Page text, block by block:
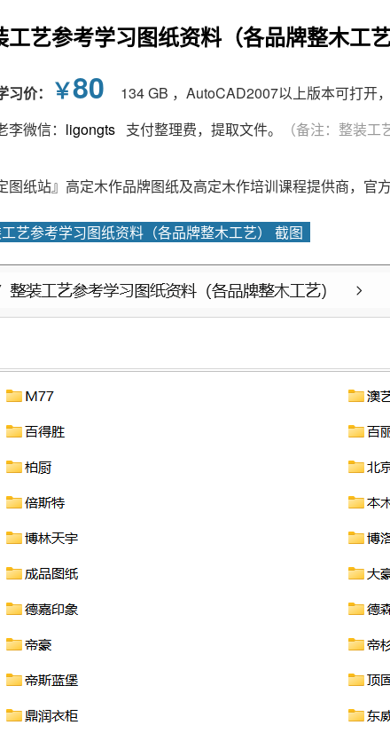
工艺参考学习图纸资料（各品牌整木工艺
习价： ￥80
134 GB ，AutoCAD2007以上版本可打开
李微信： ligongts 支付整理费，提取文件。
（备注：整装
图纸站』高定木作品牌图纸及高定木作培训课程提供商，官方
艺参考学习图纸资料（各品牌整木工艺） 截图